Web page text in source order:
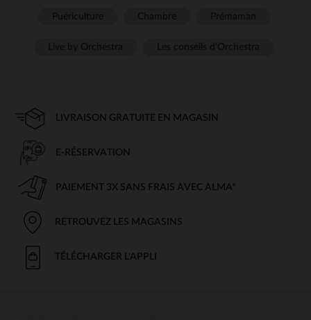
LIVRAISON GRATUITE EN MAGASIN
E-RÉSERVATION
PAIEMENT 3X SANS FRAIS AVEC ALMA*
RETROUVEZ LES MAGASINS
TÉLÉCHARGER L'APPLI